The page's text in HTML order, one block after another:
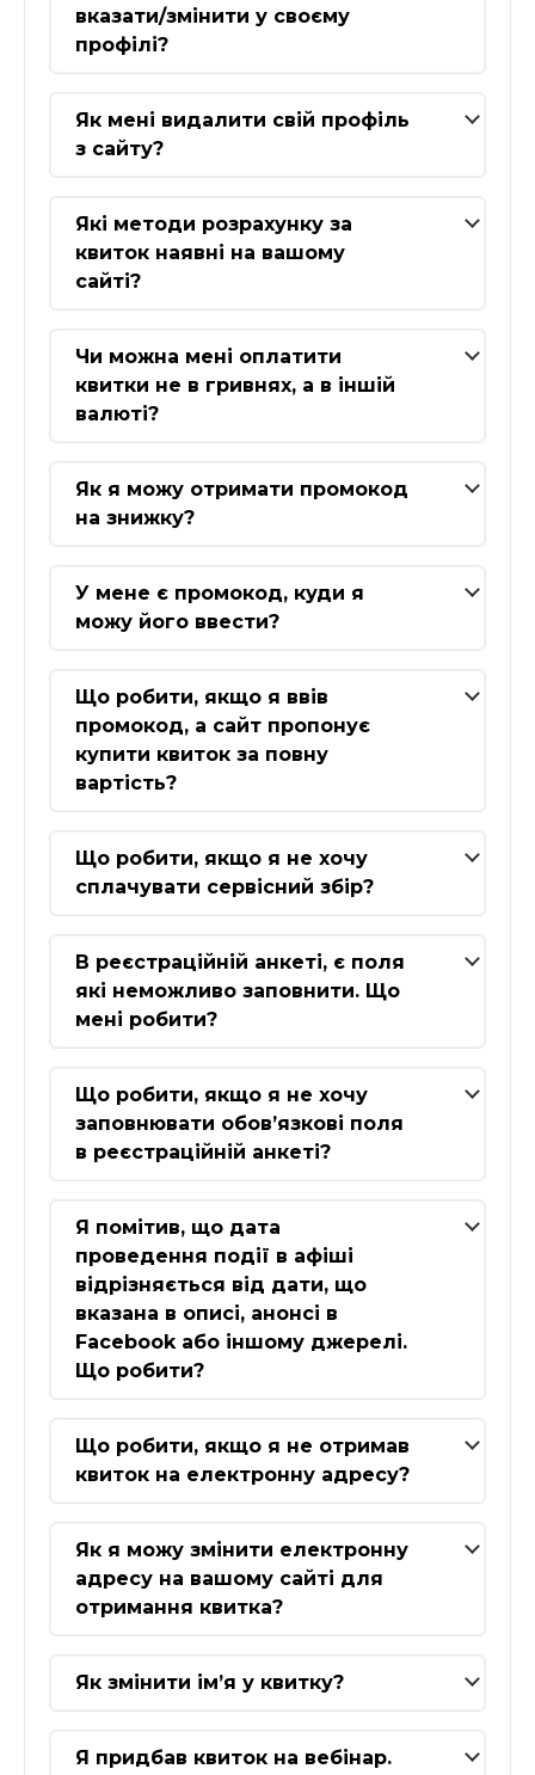
вказати/змінити у своєму
профілі?
Як мені видалити свій профіль
з сайту?
Які методи розрахунку за
квиток наявні на вашому
сайті?
Чи можна мені оплатити
квитки не в гривнях, а в іншій
валюті?
Як я можу отримати промокод
на знижку?
У мене є промокод, куди я
можу його ввести?
Що робити, якщо я ввів
промокод, а сайт пропонує
купити квиток за повну
вартість?
Що робити, якщо я не хочу
сплачувати сервісний збір?
В реєстраційній анкеті, є поля
які неможливо заповнити. Що
мені робити?
Що робити, якщо я не хочу
заповнювати обов’язкові поля
в реєстраційній анкеті?
Я помітив, що дата
проведення події в афіші
відрізняється від дати, що
вказана в описі, анонсі в
Facebook або іншому джерелі.
Що робити?
Що робити, якщо я не отримав
квиток на електронну адресу?
Як я можу змінити електронну
адресу на вашому сайті для
отримання квитка?
Як змінити ім’я у квитку?
Я придбав квиток на вебінар.